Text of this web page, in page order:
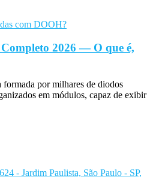
2026 — O que é,
por milhares de diodos
em módulos, capaz de exibir
- Jardim Paulista, São Paulo - SP,